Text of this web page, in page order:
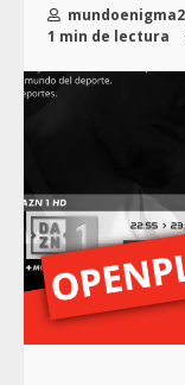
mundoenigma2
1 min de lectura